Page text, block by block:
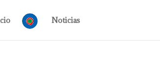
Noticias